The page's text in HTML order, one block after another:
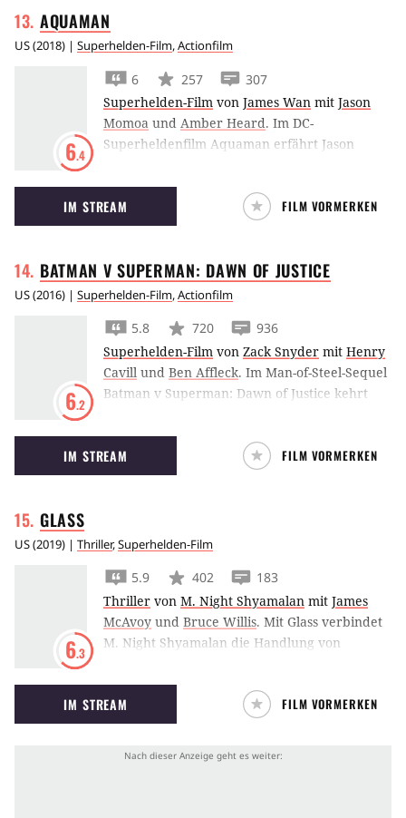
AQUAMAN
US(2018) | Superhelden-Film,Actionfilm
6.4
6 257
307
Superhelden-Film von James Wan mit Jason
Momoa und Amber Heard. Im DC-
Superheldenfilm Aquaman erfährt Jason
Königreiches Atlantis ist. Doch kann er zum
Held aufsteigen und sein Volk anführen?
IM STREAM FILM VORMERKEN
BATMAN V SUPERMAN: DAWN OF JUSTICE
US(2016) | Superhelden-Film,Actionfilm
6.2
5.8 720
936
Superhelden-Film von Zack Snyder mit Henry
Cavill und Ben Affleck. Im Man-of-Steel-Sequel
Batman v Superman: Dawn of Justice kehrt
die große Leinwand zurück und trifft dabei
auf den neuen Warner-Batman Ben Affleck.
IM STREAM FILM VORMERKEN
GLASS
US(2019) | Thriller,Superhelden-Film
6.3
5.9 402
183
Thriller von M. Night Shyamalan mit James
McAvoy und Bruce Willis. Mit Glass verbindet
M. Night Shyamalan die Handlung von
Überraschungserfolgs Split zu einem
gemeinsamen Sequel.
IM STREAM FILM VORMERKEN